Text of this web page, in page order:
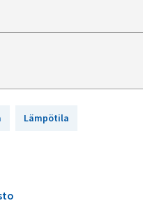
eteläpuolella
Lämpötila